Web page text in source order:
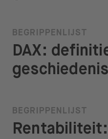
BEGRIPPENLIJST
DAX:
BEGRIPPENLIJST